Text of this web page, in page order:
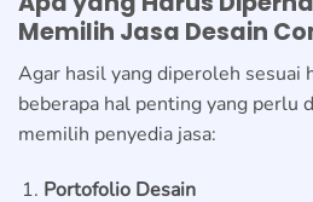
Memilih Jasa Desain
Agar hasil yang diperoleh sesuai
beberapa hal penting yang perlu
memilih penyedia jasa:
Portofolio Desain